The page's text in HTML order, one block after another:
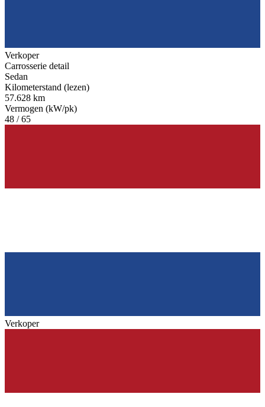
Verkoper
Carrosserie detail
Sedan
Kilometerstand (lezen)
57.628 km
Vermogen (kW/pk)
48 / 65
Verkoper